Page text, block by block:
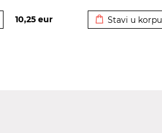
10,25 eur Stavi u korpu